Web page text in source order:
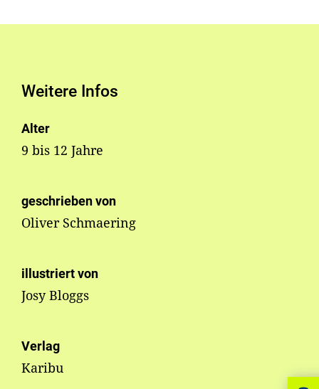
Weitere Infos
Alter
9 bis 12 Jahre
geschrieben von
Oliver Schmaering
illustriert von
Josy Bloggs
Verlag
Karibu